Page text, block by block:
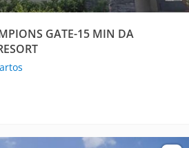
GATE-15 MIN DA